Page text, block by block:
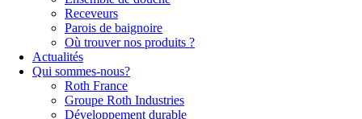
Receveurs
Parois de baignoire
Où trouver nos produits ?
Actualités
Qui sommes-nous?
Roth France
Groupe Roth Industries
Développement durable